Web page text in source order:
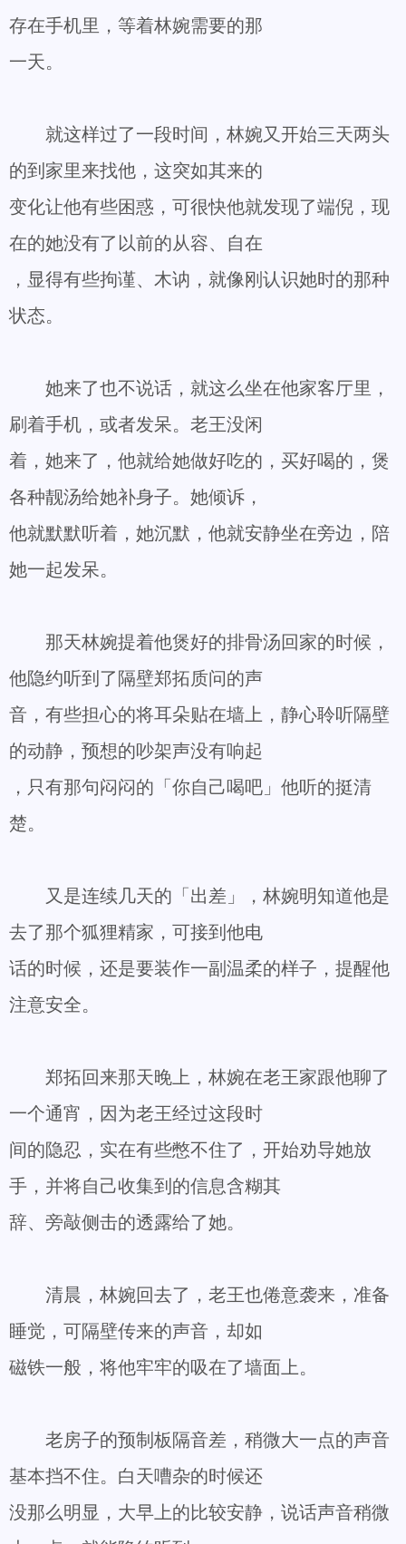
存在手机里，等着林婉需要的那
一天。
就这样过了一段时间，林婉又开始三天两头
的到家里来找他，这突如其来的
变化让他有些困惑，可很快他就发现了端倪，现
在的她没有了以前的从容、自在
，显得有些拘谨、木讷，就像刚认识她时的那种
状态。
她来了也不说话，就这么坐在他家客厅里，
刷着手机，或者发呆。老王没闲
着，她来了，他就给她做好吃的，买好喝的，煲
各种靓汤给她补身子。她倾诉，
他就默默听着，她沉默，他就安静坐在旁边，陪
她一起发呆。
那天林婉提着他煲好的排骨汤回家的时候，
他隐约听到了隔壁郑拓质问的声
音，有些担心的将耳朵贴在墙上，静心聆听隔壁
的动静，预想的吵架声没有响起
，只有那句闷闷的「你自己喝吧」他听的挺清
楚。
又是连续几天的「出差」，林婉明知道他是
去了那个狐狸精家，可接到他电
话的时候，还是要装作一副温柔的样子，提醒他
注意安全。
郑拓回来那天晚上，林婉在老王家跟他聊了
一个通宵，因为老王经过这段时
间的隐忍，实在有些憋不住了，开始劝导她放
手，并将自己收集到的信息含糊其
辞、旁敲侧击的透露给了她。
清晨，林婉回去了，老王也倦意袭来，准备
睡觉，可隔壁传来的声音，却如
磁铁一般，将他牢牢的吸在了墙面上。
老房子的预制板隔音差，稍微大一点的声音
基本挡不住。白天嘈杂的时候还
没那么明显，大早上的比较安静，说话声音稍微